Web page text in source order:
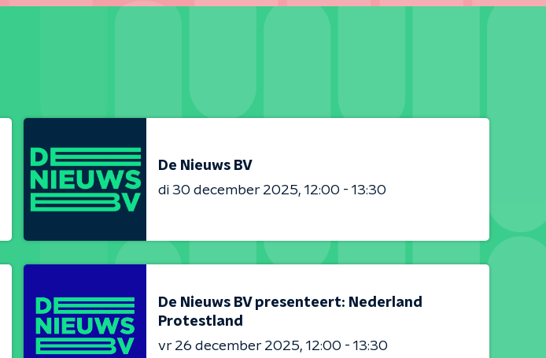
De Nieuws BV
di 30 december 2025 12:00 - 13:30
De Nieuws BV presenteert: Nederland
Protestland
vr 26 december 2025 12:00 - 13:30